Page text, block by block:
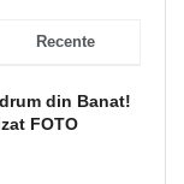
Recente
din Banat!
FOTO